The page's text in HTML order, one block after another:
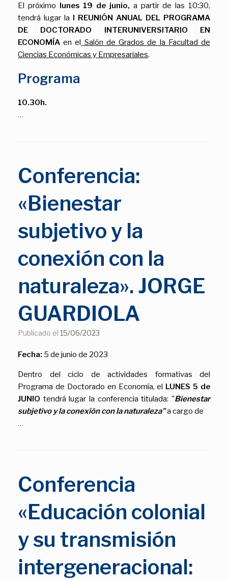
El próximo lunes 19 de junio, a partir de las 10:30,
tendrá lugar la I REUNIÓN ANUAL DEL PROGRAMA
DE DOCTORADO INTERUNIVERSITARIO EN
ECONOMÍA en el Salón de Grados de la Facultad de
Ciencias Económicas y Empresariales.
Programa
10.30h.
…
Conferencia:
«Bienestar
subjetivo y la
conexión con la
naturaleza». JORGE
GUARDIOLA
Publicado el 15/06/2023
Fecha: 5 de junio de 2023
Dentro del ciclo de actividades formativas del
Programa de Doctorado en Economía, el LUNES 5 de
JUNIO tendrá lugar la conferencia titulada: "Bienestar
subjetivo y la conexión con la naturaleza"a cargo de
…
Conferencia
«Educación colonial
y su transmisión
intergeneracional: